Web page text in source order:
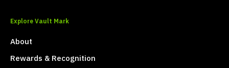
Explore Vault Mark
About
Rewards & Recognition